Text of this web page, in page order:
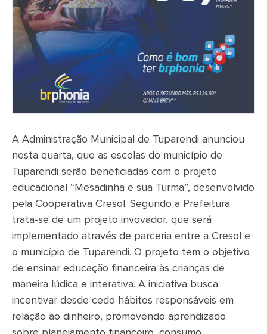
A Administração Municipal de Tuparendi anunciou
nesta quarta, que as escolas do município de
Tuparendi serão beneficiadas com o projeto
educacional “Mesadinha e sua Turma”, desenvolvido
pela Cooperativa Cresol. Segundo a Prefeitura
trata-se de um projeto invovador, que será
implementado através de parceria entre a Cresol e
o município de Tuparendi. O projeto tem o objetivo
de ensinar educação financeira às crianças de
maneira lúdica e interativa. A iniciativa busca
incentivar desde cedo hábitos responsáveis em
relação ao dinheiro, promovendo aprendizado